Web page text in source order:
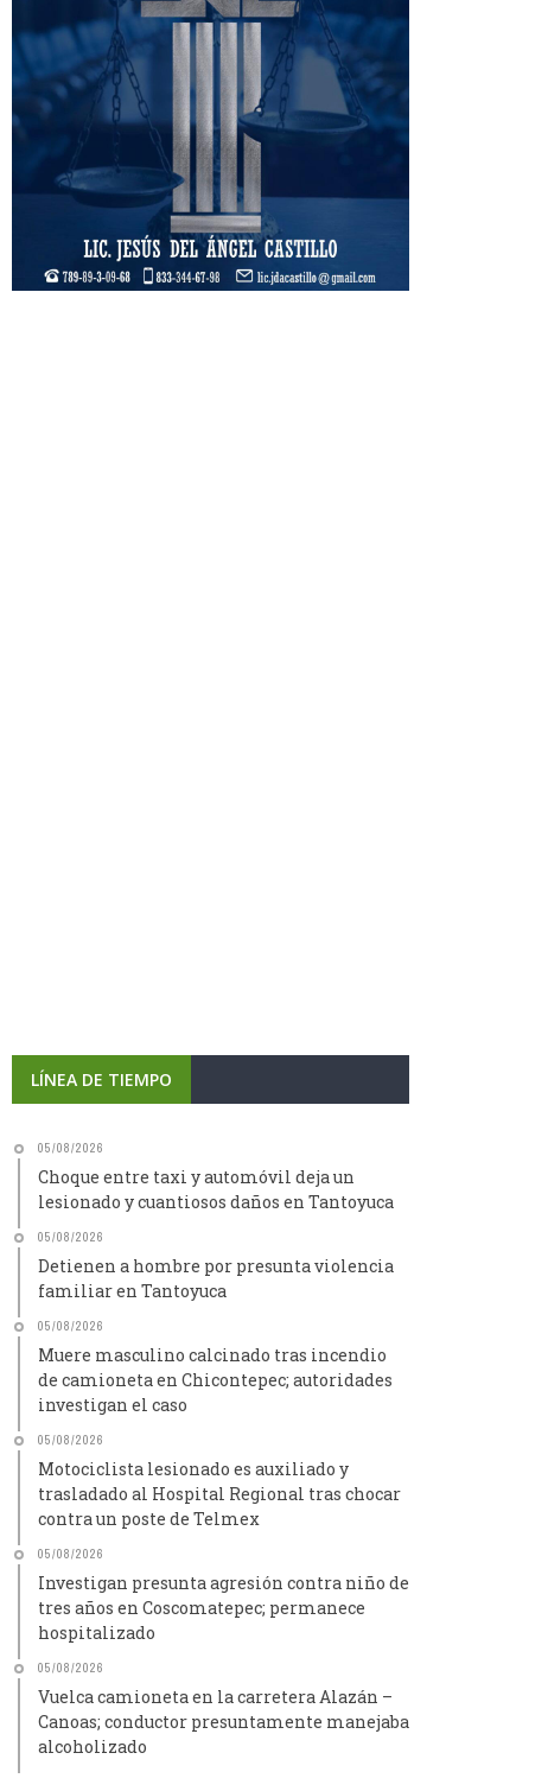
LÍNEA DE TIEMPO
05/08/2026
Choque entre taxi y automóvil deja un
lesionado y cuantiosos daños en Tantoyuca
05/08/2026
Detienen a hombre por presunta violencia
familiar en Tantoyuca
05/08/2026
Muere masculino calcinado tras incendio
de camioneta en Chicontepec; autoridades
investigan el caso
05/08/2026
Motociclista lesionado es auxiliado y
trasladado al Hospital Regional tras chocar
contra un poste de Telmex
05/08/2026
Investigan presunta agresión contra niño de
tres años en Coscomatepec; permanece
hospitalizado
05/08/2026
Vuelca camioneta en la carretera Alazán –
Canoas; conductor presuntamente manejaba
alcoholizado